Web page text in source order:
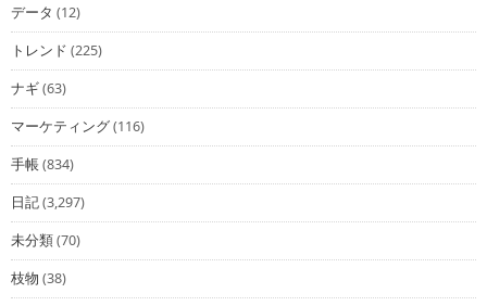
データ (12)
トレンド (225)
ナギ(63)
マーケティング(116)
手帳(834)
日記(3,297)
未分類(70)
枝物 (38)